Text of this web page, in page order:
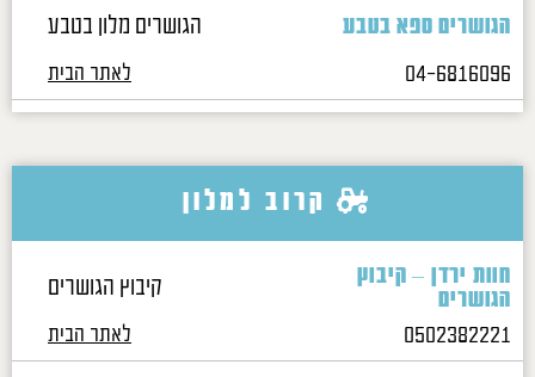
הגושרים ספא בטבע
הגושרים מלון בטבע
04-6816096
לאתר הבית
קרוב למלון
חוות ירדן – קיבוץ
הגושרים
קיבוץ הגושרים
0502382221
לאתר הבית